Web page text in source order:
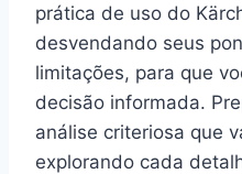
prática de uso do
desvendando seus
limitações, para que
decisão informada.
análise criteriosa que
explorando cada